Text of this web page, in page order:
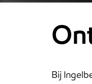
Bij